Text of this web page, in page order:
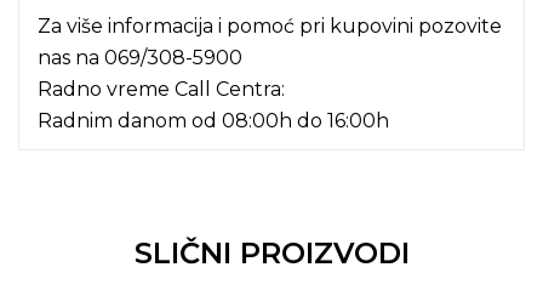
Za više informacija i pomoć pri kupovini pozovite
nas na 069/308-5900
Radno vreme Call Centra:
Radnim danom od 08:00h do 16:00h
SLIČNI PROIZVODI